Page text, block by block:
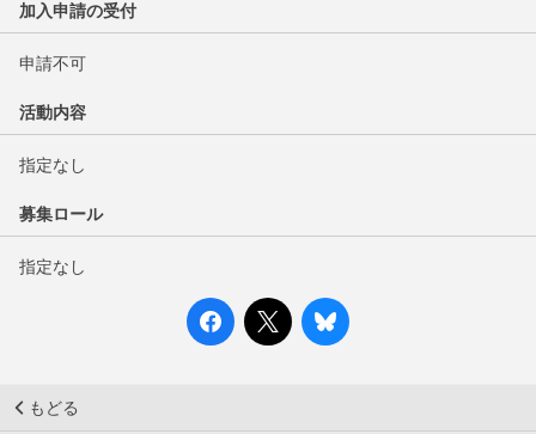
加入申請の受付
申請不可
活動内容
指定なし
募集ロール
指定なし
もどる